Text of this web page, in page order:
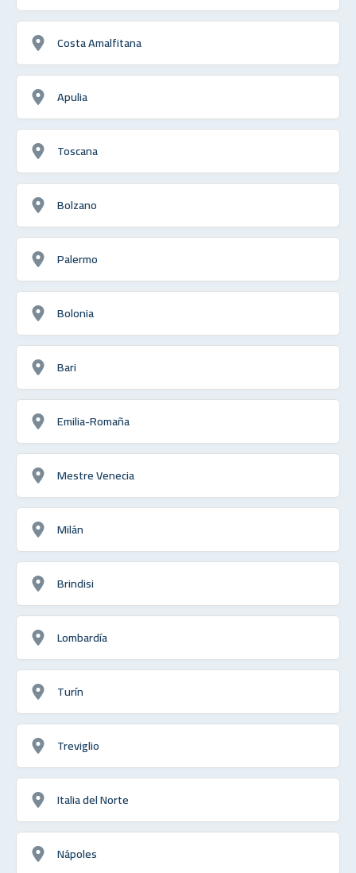
Costa Amalfitana
Apulia
Toscana
Bolzano
Palermo
Bolonia
Bari
Emilia-Romaña
Mestre Venecia
Milán
Brindisi
Lombardía
Turín
Treviglio
Italia del Norte
Nápoles